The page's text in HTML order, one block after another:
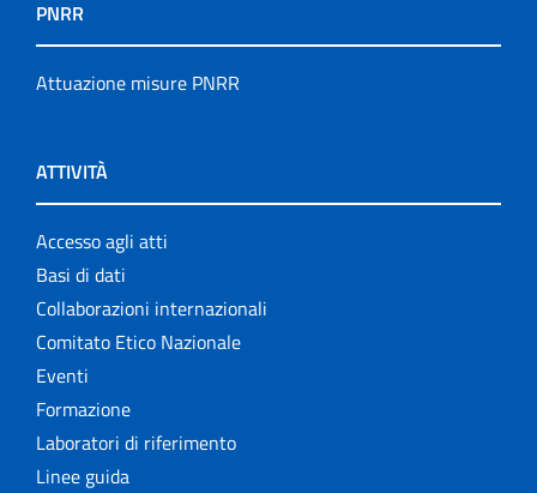
PNRR
Attuazione misure PNRR
ATTIVITÀ
Accesso agli atti
Basi di dati
Collaborazioni internazionali
Comitato Etico Nazionale
Eventi
Formazione
Laboratori di riferimento
Linee guida